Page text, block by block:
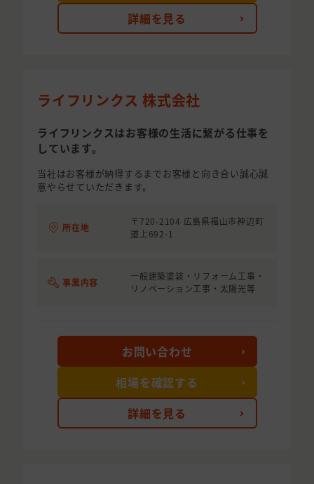
詳細を見る
ライフリンクス 株式会社
ライフリンクスはお客様の生活に繋がる仕事を
しています。
当社はお客様が納得するまでお客様と向き合い誠心誠
意やらせていただきます。
所在地
〒720-2104 広島県福山市神辺町
道上692-1
事業内容
一般建築塗装・リフォーム工事・
リノベーション工事・太陽光等
詳細を見る
お問い合わせ
相場を確認する